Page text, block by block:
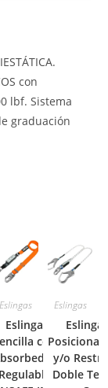
con
lbf. Sistema
graduación
16
con
Eslingas
Eslinga
con
Regulable
Eslingas
Eslinga
y/o
Doble